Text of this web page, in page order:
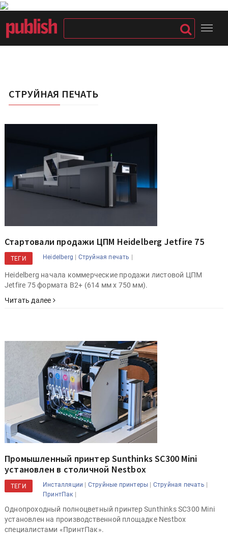
СТРУЙНАЯ ПЕЧАТЬ
Стартовали продажи ЦПМ Heidelberg Jetfire 75
ТЕГИ Heidelberg | Струйная печать |
Heidelberg начала коммерческие продажи листовой ЦПМ
Jetfire 75 формата B2+ (614 мм x 750 мм).
Читать далее
Промышленный принтер Sunthinks SC300 Mini
установлен в столичной Nestbox
ТЕГИ Инсталляции | Струйные принтеры | Струйная печать |
ПринтПак |
Однопроходный полноцветный принтер Sunthinks SC300 Mini
установлен на производственной площадке Nestbox
специалистами «ПринтПак».